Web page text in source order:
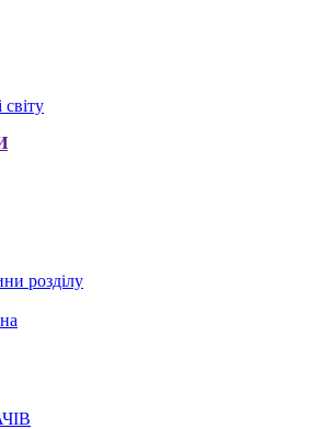
розділу